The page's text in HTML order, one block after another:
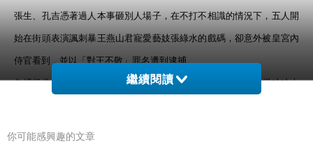
張生、孔吉憑著過人本事砸別人場子，在不打不相識的情況下，五人開
始在街頭表演諷刺暴王燕山君寵愛藝妓張綠水的戲碼，卻意外被皇宮內
侍官看到，並以「對王不敬」罪名遭到逮捕。
為搏得燕王一笑，男扮女裝的孔吉急中生智，一個倒立將王逗得哈哈大
繼續閱讀
你可能感興趣的文章